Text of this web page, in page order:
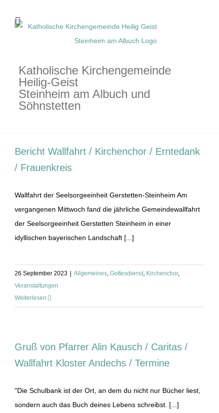
Inhalt
Katholische Kirchengemeinde
Heilig-Geist
Steinheim am Albuch und
Söhnstetten
Bericht Wallfahrt / Kirchenchor / Erntedank
/ Frauenkreis
Wallfahrt der Seelsorgeeinheit Gerstetten-Steinheim Am
vergangenen Mittwoch fand die jährliche Gemeindewallfahrt
der Seelsorgeeinheit Gerstetten Steinheim in einer
idyllischen bayerischen Landschaft [...]
26 September 2023 Allgemeines, Gottesdienst, Kirchenchor,
Veranstaltungen
Weiterlesen
Gruß von Pfarrer Alin Kausch / Caritas /
Wallfahrt Kloster Andechs / Termine
"Die Schulbank ist der Ort, an dem du nicht nur Bücher liest,
sondern auch das Buch deines Lebens schreibst. [...]